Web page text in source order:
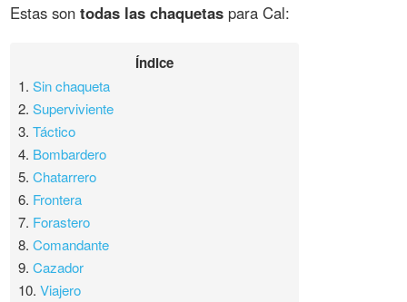
Estas sontodas las chaquetas para Cal:
Índice
1.Sin chaqueta
2.Superviviente
3.Táctico
4. Bombardero
5.Chatarrero
6. Frontera
7. Forastero
8.Comandante
9.Cazador
10.Viajero